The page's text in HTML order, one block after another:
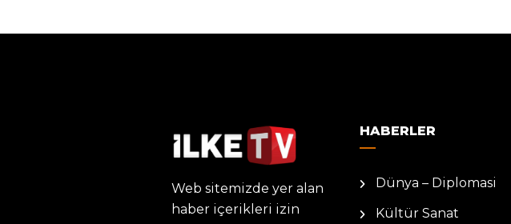
Web sitemizde yer alan
haber içerikleri izin
HABERLER
Dünya – Diplomasi
Kültür Sanat